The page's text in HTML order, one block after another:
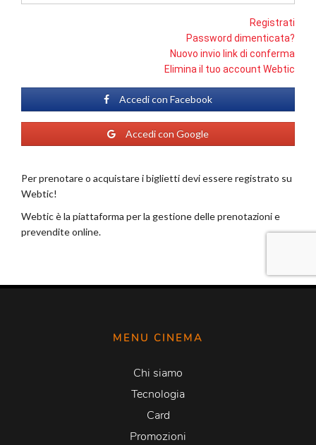
MENU CINEMA
Chi siamo
Tecnologia
Card
Promozioni